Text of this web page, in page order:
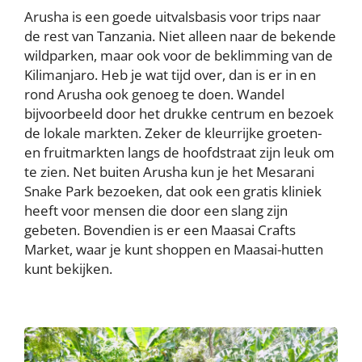
Arusha is een goede uitvalsbasis voor trips naar
de rest van Tanzania. Niet alleen naar de bekende
wildparken, maar ook voor de beklimming van de
Kilimanjaro. Heb je wat tijd over, dan is er in en
rond Arusha ook genoeg te doen. Wandel
bijvoorbeeld door het drukke centrum en bezoek
de lokale markten. Zeker de kleurrijke groeten-
en fruitmarkten langs de hoofdstraat zijn leuk om
te zien. Net buiten Arusha kun je het Mesarani
Snake Park bezoeken, dat ook een gratis kliniek
heeft voor mensen die door een slang zijn
gebeten. Bovendien is er een Maasai Crafts
Market, waar je kunt shoppen en Maasai-hutten
kunt bekijken.